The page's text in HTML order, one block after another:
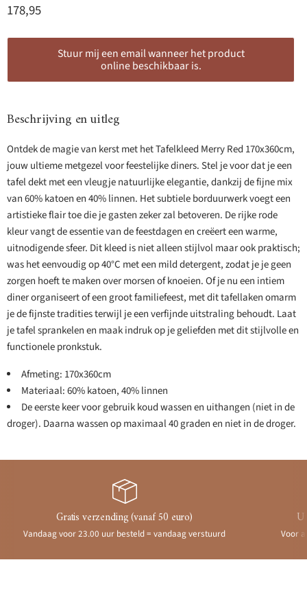
Huidige prijs
178,95
Stuur mij een email wanneer het product
online beschikbaar is.
Beschrijving en uitleg
Ontdek de magie van kerst met het Tafelkleed Merry Red 170x360cm,
jouw ultieme metgezel voor feestelijke diners. Stel je voor dat je een
tafel dekt met een vleugje natuurlijke elegantie, dankzij de fijne mix
van 60% katoen en 40% linnen. Het subtiele borduurwerk voegt een
artistieke flair toe die je gasten zeker zal betoveren. De rijke rode
kleur vangt de essentie van de feestdagen en creëert een warme,
uitnodigende sfeer. Dit kleed is niet alleen stijlvol maar ook praktisch;
was het eenvoudig op 40°C met een mild detergent, zodat je je geen
zorgen hoeft te maken over morsen of knoeien. Of je nu een intiem
diner organiseert of een groot familiefeest, met dit tafellaken omarm
je de fijnste tradities terwijl je een verfijnde uitstraling behoudt. Laat
je tafel sprankelen en maak indruk op je geliefden met dit stijlvolle en
functionele pronkstuk.
Afmeting: 170x360cm
Materiaal: 60% katoen, 40% linnen
De eerste keer voor gebruik koud wassen en uithangen (niet in de
droger). Daarna wassen op maximaal 40 graden en niet in de droger.
Gratis verzending (vanaf 50 euro)
Vandaag voor 23.00 uur besteld = vandaag verstuurd Voor